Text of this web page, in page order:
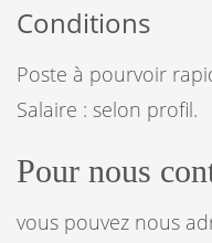
Conditions
Poste à pourvoir
Salaire : selon profil.
Pour nous
vous pouvez nous